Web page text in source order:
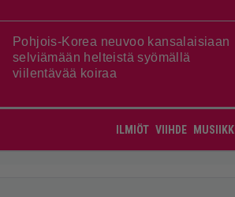
Pohjois-Korea neuvoo kansalaisiaan
selviämään helteistä syömällä
viilentävää koiraa
ILMIÖT VIIHDE MUSIIKKI